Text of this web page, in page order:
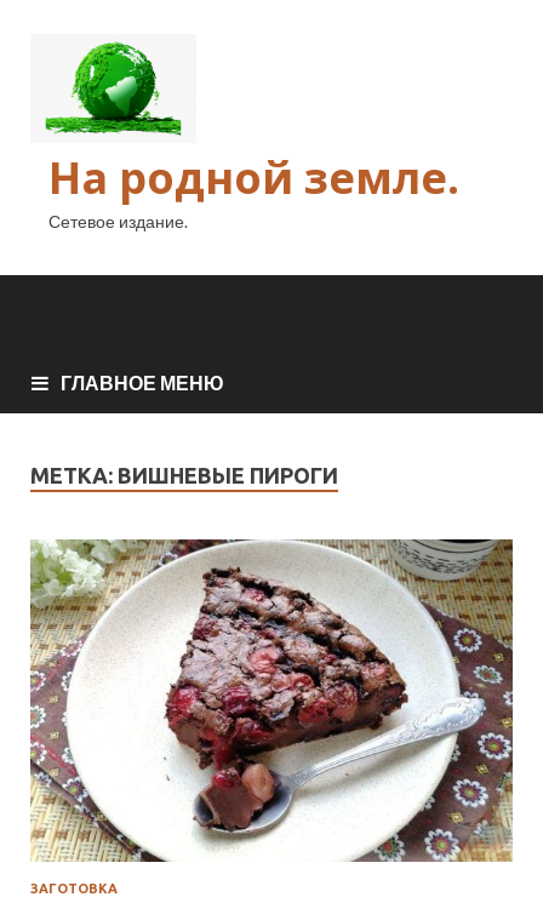
На родной земле.
Сетевое издание.
ГЛАВНОЕ МЕНЮ
МЕТКА: ВИШНЕВЫЕ ПИРОГИ
ЗАГОТОВКА